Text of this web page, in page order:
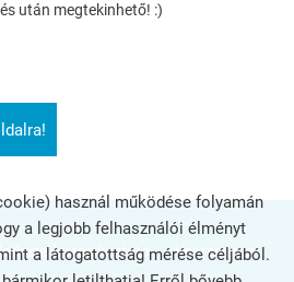
után megtekinhető! :)
tájékoztató Impresszum
használ működése folyamán
a legjobb felhasználói élményt
a látogatottság mérése céljából.